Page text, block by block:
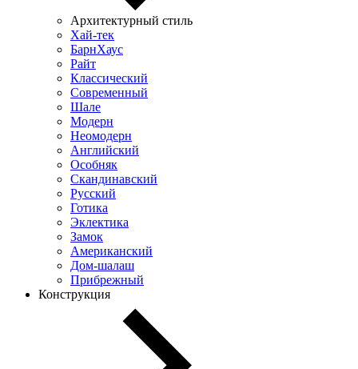
Архитектурный стиль
Хай-тек
БарнХаус
Райт
Классический
Современный
Шале
Модерн
Неомодерн
Английский
Особняк
Скандинавский
Русский
Готика
Эклектика
Замок
Американский
Дом-шалаш
Прибрежный
Конструкция